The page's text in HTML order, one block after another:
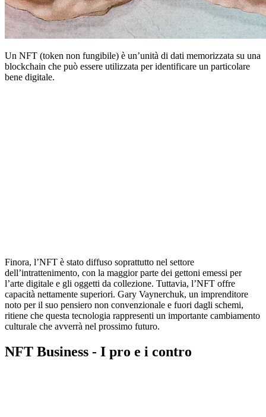
Un NFT (token non fungibile) è un’unità di dati memorizzata su una
blockchain che può essere utilizzata per identificare un particolare
bene digitale.
Finora, l’NFT è stato diffuso soprattutto nel settore
dell’intrattenimento, con la maggior parte dei gettoni emessi per
l’arte digitale e gli oggetti da collezione. Tuttavia, l’NFT offre
capacità nettamente superiori. Gary Vaynerchuk, un imprenditore
noto per il suo pensiero non convenzionale e fuori dagli schemi,
ritiene che questa tecnologia rappresenti un importante cambiamento
culturale che avverrà nel prossimo futuro.
NFT Business - I pro e i contro